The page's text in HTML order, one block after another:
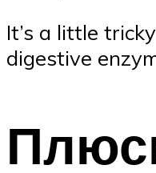
It’s a little
digestive